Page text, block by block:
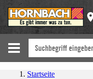
Startseite